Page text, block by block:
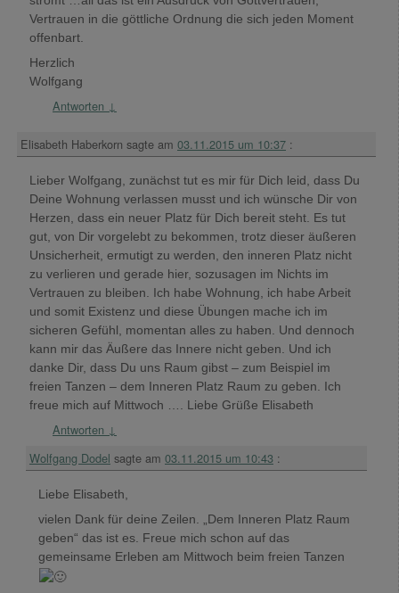
Vertrauen in die göttliche Ordnung die sich jeden Moment
offenbart.
Herzlich
Wolfgang
Antworten ↓
Elisabeth Haberkorn sagte am 03.11.2015 um 10:37 :
Lieber Wolfgang, zunächst tut es mir für Dich leid, dass Du
Deine Wohnung verlassen musst und ich wünsche Dir von
Herzen, dass ein neuer Platz für Dich bereit steht. Es tut
gut, von Dir vorgelebt zu bekommen, trotz dieser äußeren
Unsicherheit, ermutigt zu werden, den inneren Platz nicht
zu verlieren und gerade hier, sozusagen im Nichts im
Vertrauen zu bleiben. Ich habe Wohnung, ich habe Arbeit
und somit Existenz und diese Übungen mache ich im
sicheren Gefühl, momentan alles zu haben. Und dennoch
kann mir das Äußere das Innere nicht geben. Und ich
danke Dir, dass Du uns Raum gibst – zum Beispiel im
freien Tanzen – dem Inneren Platz Raum zu geben. Ich
freue mich auf Mittwoch …. Liebe Grüße Elisabeth
Antworten ↓
Wolfgang Dodel sagte am 03.11.2015 um 10:43 :
Liebe Elisabeth,
vielen Dank für deine Zeilen. „Dem Inneren Platz Raum
geben“ das ist es. Freue mich schon auf das
gemeinsame Erleben am Mittwoch beim freien Tanzen